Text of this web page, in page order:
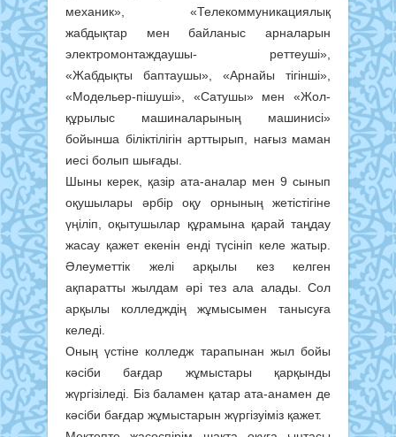
механик», «Телекоммуникациялық
жабдықтар мен байланыс арналарын
электромонтаждаушы- реттеуші»,
«Жабдықты баптаушы», «Арнайы тігінші»,
«Модельер-пішуші», «Сатушы» мен «Жол-
құрылыс машиналарының машинисі»
бойынша біліктілігін арттырып, нағыз маман
иесі болып шығады.
Шыны керек, қазір ата-аналар мен 9 сынып
оқушылары әрбір оқу орнының жетістігіне
үңіліп, оқытушылар құрамына қарай таңдау
жасау қажет екенін енді түсініп келе жатыр.
Әлеуметтік желі арқылы кез келген
ақпаратты жылдам әрі тез ала алады. Сол
арқылы колледждің жұмысымен танысуға
келеді.
Оның үстіне колледж тарапынан жыл бойы
кәсіби бағдар жұмыстары қарқынды
жүргізіледі. Біз баламен қатар ата-анамен де
кәсіби бағдар жұмыстарын жүргізуіміз қажет.